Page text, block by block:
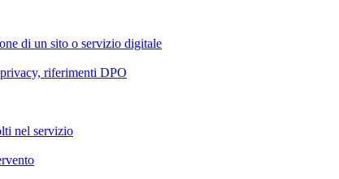
di un sito o servizio digitale
riferimenti DPO
nel servizio